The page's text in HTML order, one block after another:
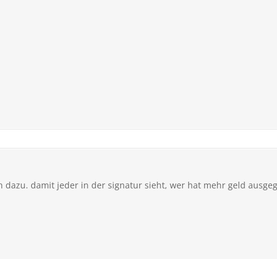
dazu. damit jeder in der signatur sieht, wer hat mehr geld